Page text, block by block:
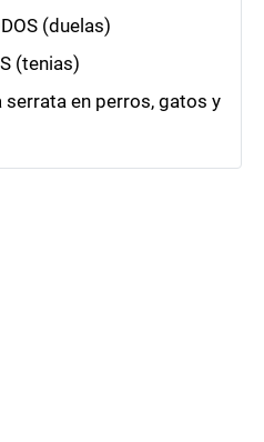
(duelas)
(tenias)
serrata en perros, gatos y